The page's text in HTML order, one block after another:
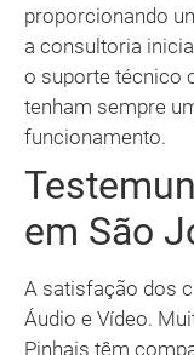
proporcionando
a consultoria
o suporte técnico
tenham sempre
funcionamento.
em São
A satisfação dos
Áudio e Vídeo.
Pinhais têm